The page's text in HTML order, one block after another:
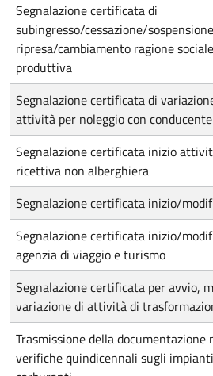
Segnalazione certificata di
subingresso/cessazione/
ripresa/cambiamento ragione
produttiva
Segnalazione certificata di
attività per noleggio con
Segnalazione certificata inizio
ricettiva non alberghiera
Segnalazione certificata inizio/
Segnalazione certificata inizio/
agenzia di viaggio e turismo
Segnalazione certificata per avvio,
variazione di attività di
Trasmissione della documentazione
verifiche quindicennali sugli